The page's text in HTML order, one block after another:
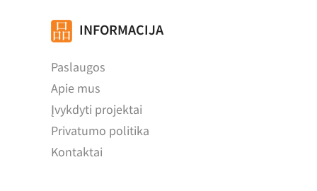
INFORMACIJA
Paslaugos
Apie mus
Įvykdyti projektai
Privatumo politika
Kontaktai